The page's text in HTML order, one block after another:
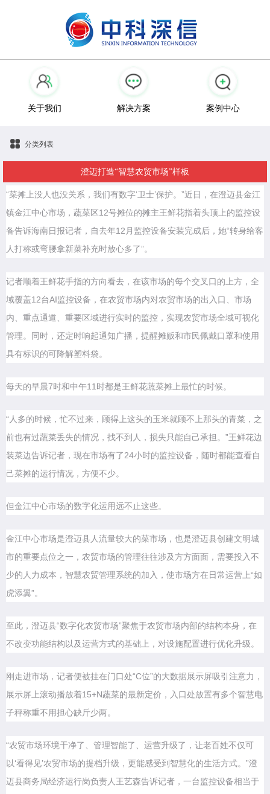
关于我们 解决方案 案例中心
分类列表
澄迈打造“智慧农贸市场”样板
“菜摊上没人也没关系，我们有数字‘卫士’保护。”近日，在澄迈县金江
镇金江中心市场，蔬菜区12号摊位的摊主王鲜花指着头顶上的监控设
备告诉海南日报记者，自去年12月监控设备安装完成后，她“转身给客
人打称或弯腰拿新菜补充时放心多了”。
记者顺着王鲜花手指的方向看去，在该市场的每个交叉口的上方，全
域覆盖12台AI监控设备，在农贸市场内对农贸市场的出入口、市场
内、重点通道、重要区域进行实时的监控，实现农贸市场全域可视化
管理。同时，还定时响起通知广播，提醒摊贩和市民佩戴口罩和使用
具有标识的可降解塑料袋。
每天的早晨7时和中午11时都是王鲜花蔬菜摊上最忙的时候。
“人多的时候，忙不过来，顾得上这头的玉米就顾不上那头的青菜，之
前也有过蔬菜丢失的情况，找不到人，损失只能自己承担。”王鲜花边
装菜边告诉记者，现在市场有了24小时的监控设备，随时都能查看自
己菜摊的运行情况，方便不少。
但金江中心市场的数字化运用远不止这些。
金江中心市场是澄迈县人流量较大的菜市场，也是澄迈县创建文明城
市的重要点位之一，农贸市场的管理往往涉及方方面面，需要投入不
少的人力成本，智慧农贸管理系统的加入，使市场方在日常运营上“如
虎添翼”。
至此，澄迈县“数字化农贸市场”聚焦于农贸市场内部的结构本身，在
不改变功能结构以及运营方式的基础上，对设施配置进行优化升级。
刚走进市场，记者便被挂在门口处“C位”的大数据展示屏吸引注意力，
展示屏上滚动播放着15+N蔬菜的最新定价，入口处放置有多个智慧电
子秤称重不用担心缺斤少两。
“农贸市场环境干净了、管理智能了、运营升级了，让老百姓不仅可
以‘看得见’农贸市场的提档升级，更能感受到智慧化的生活方式。”澄
迈县商务局经济运行岗负责人王艺森告诉记者，一台监控设备相当于